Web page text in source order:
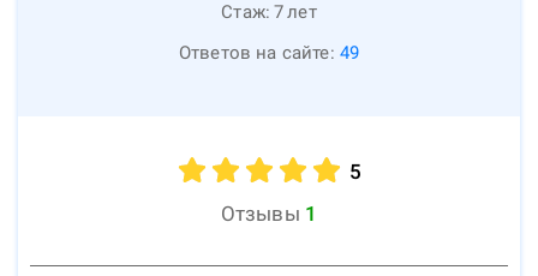
Стаж: 7лет
Ответов на сайте: 49
5
Отзывы 1